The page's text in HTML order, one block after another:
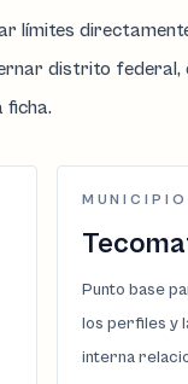
límites
distrito federal,
ficha.
MUNICIPIO
Punto base
los perfiles y
interna